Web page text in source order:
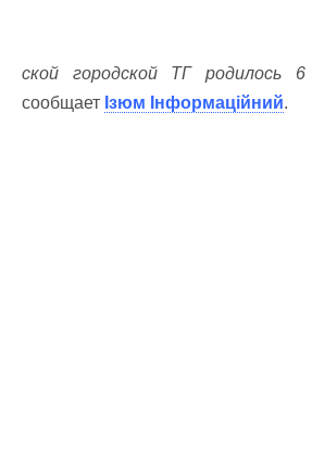
ской городской ТГ родилось
сообщает Ізюм Інформаційний.